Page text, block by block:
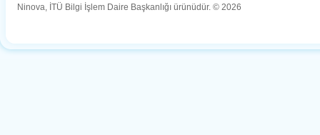
Ninova, İTÜ Bilgi İşlem Daire Başkanlığı ürünüdür. © 2026